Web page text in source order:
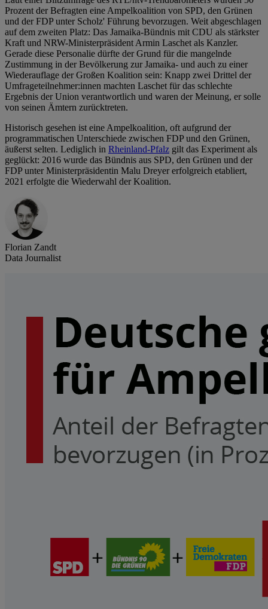
Prozent der Befragten eine Ampelkoalition von SPD, den Grünen
und der FDP unter Scholz' Führung bevorzugen. Weit abgeschlagen
auf dem zweiten Platz: Das Jamaika-Bündnis mit CDU als stärkster
Kraft und NRW-Ministerpräsident Armin Laschet als Kanzler.
Gerade diese Personalie dürfte der Grund für die mangelnde
Zustimmung in der Bevölkerung zur Jamaika- und auch zu einer
Wiederauflage der Großen Koalition sein: Knapp zwei Drittel der
Umfrageteilnehmer:innen machten Laschet für das schlechte
Ergebnis der Union verantwortlich und waren der Meinung, er solle
von seinen Ämtern zurücktreten.
Historisch gesehen ist eine Ampelkoalition, oft aufgrund der
programmatischen Unterschiede zwischen FDP und den Grünen,
äußerst selten. Lediglich in Rheinland-Pfalz gilt das Experiment als
geglückt: 2016 wurde das Bündnis aus SPD, den Grünen und der
FDP unter Ministerpräsidentin Malu Dreyer erfolgreich etabliert,
2021 erfolgte die Wiederwahl der Koalition.
Florian Zandt
Data Journalist